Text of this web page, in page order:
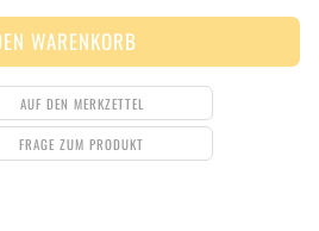
AUF DEN MERKZETTEL
FRAGE ZUM PRODUKT